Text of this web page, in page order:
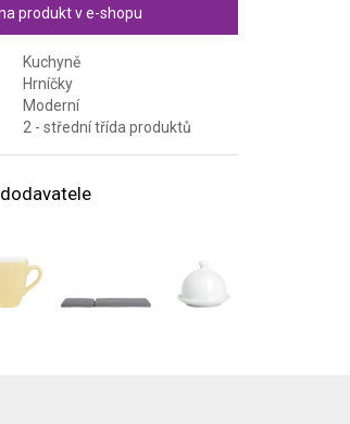
produkt v e-shopu
Kuchyně
Hrníčky
Moderní
2 - střední třída produktů